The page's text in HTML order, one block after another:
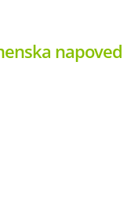
napoved